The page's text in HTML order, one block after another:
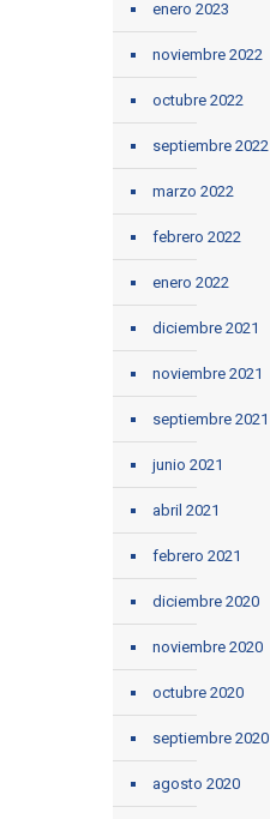
enero 2023
noviembre 2022
octubre 2022
septiembre 2022
marzo 2022
febrero 2022
enero 2022
diciembre 2021
noviembre 2021
septiembre 2021
junio 2021
abril 2021
febrero 2021
diciembre 2020
noviembre 2020
octubre 2020
septiembre 2020
agosto 2020